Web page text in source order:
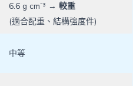
6.6 g cm⁻³ → 較重
(適合配重、結構強度件)
中等